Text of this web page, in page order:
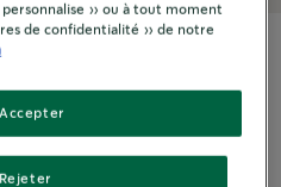
» ou à tout moment
de confidentialité » de notre